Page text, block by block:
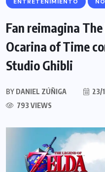
Fan reimagina
Ocarina of Time
Studio Ghibli
BY DANIEL ZÚÑIGA 23/
793 VIEWS